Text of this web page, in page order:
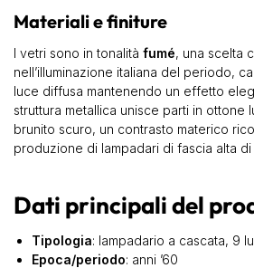
Materiali e finiture
I vetri sono in tonalità fumé, una scelta
nell’illuminazione italiana del periodo,
luce diffusa mantenendo un effetto
struttura metallica unisce parti in ottone
brunito scuro, un contrasto materico
produzione di lampadari di fascia alta di
Dati principali del
Tipologia: lampadario a cascata, 9
Epoca/periodo: anni ’60